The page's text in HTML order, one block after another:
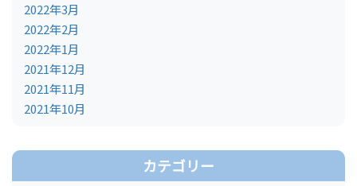
2022年3月
2022年2月
2022年1月
2021年12月
2021年11月
2021年10月
カテゴリー